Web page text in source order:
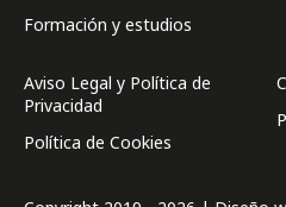
Formación y estudios
Aviso Legal y Política de
Privacidad
Política de Cookies